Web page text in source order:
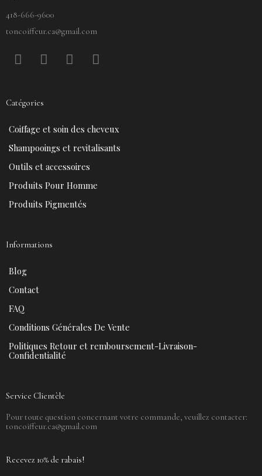
418-666-9600
toncoiffeur.ca@gmail.com
F
a
b
o
o
k
P
i
e
e
s
t
Y
o
b
e
I
n
r
a
Catégories
Coiffage et soin des cheveux
Shampooings et revitalisants
Outils et accessoires
Produits Pour Homme
Produits Pigmentés
Informations
Blog
Contact
FAQ
Conditions Générales De Vente
Politiques Retour et remboursement-Livraison-
Confidentialité
Service Clientèle
Pour toute question concernant votre commande, veuillez contacter:
toncoiffeur.ca@gmail.com
Recevez 10% de rabais!